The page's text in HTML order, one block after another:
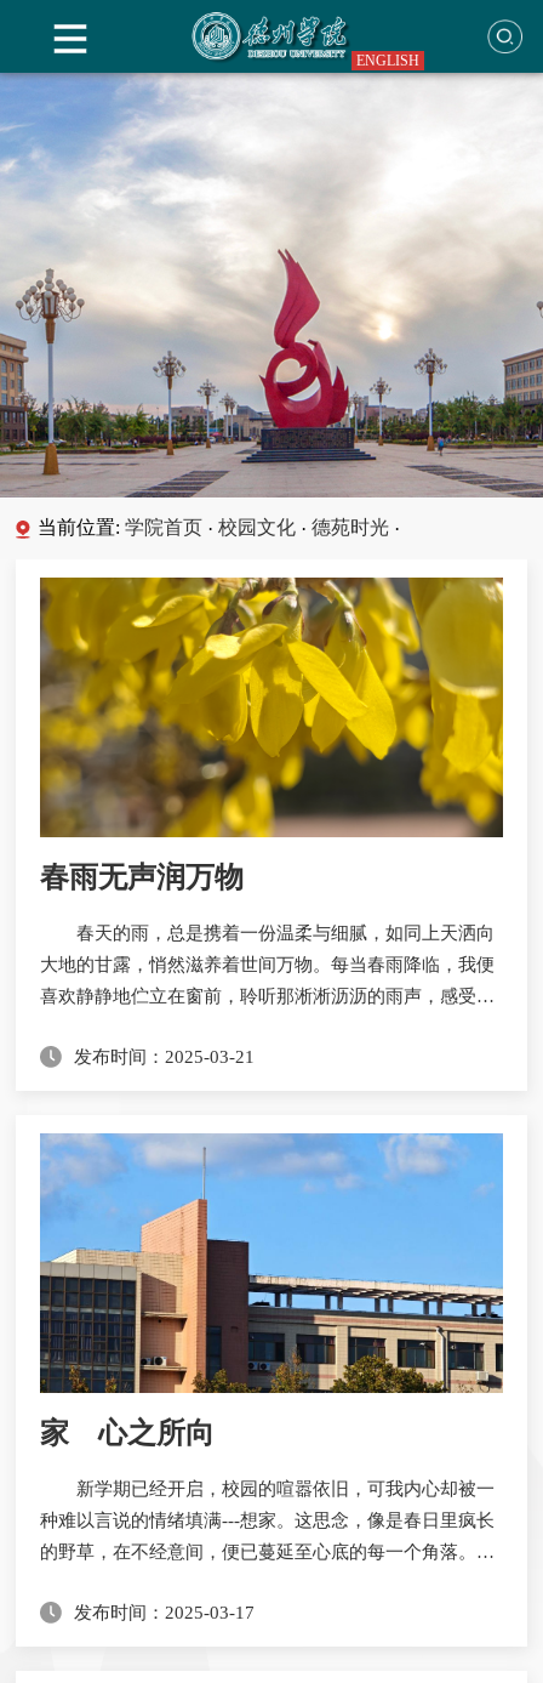
ENGLISH
当前位置:学院首页 · 校园文化 · 德苑时光 ·
春雨无声润万物
春天的雨，总是携着一份温柔与细腻，如同上天洒向
大地的甘露，悄然滋养着世间万物。每当春雨降临，我便
喜欢静静地伫立在窗前，聆听那淅淅沥沥的雨声，感受那
台上、花瓣上，每一滴都像是精心雕琢的艺术品，晶莹剔
礼下，大地焕发出勃勃生机。那些沉睡了一个冬天的植
物...
发布时间：2025-03-21
家 心之所向
新学期已经开启，校园的喧嚣依旧，可我内心却被一
种难以言说的情绪填满---想家。这思念，像是春日里疯长
的野草，在不经意间，便已蔓延至心底的每一个角落。开
是在与家渐行渐远。父母的叮嘱还在耳边回响，可熟悉的
发布时间：2025-03-17